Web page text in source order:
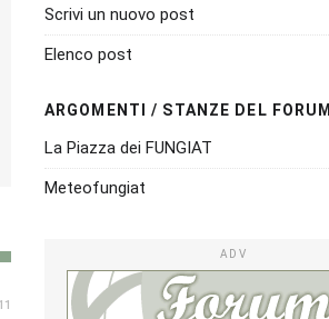
Scrivi un nuovo post
Elenco post
ARGOMENTI / STANZE DEL FORUM
La Piazza dei FUNGIAT
Meteofungiat
ADV